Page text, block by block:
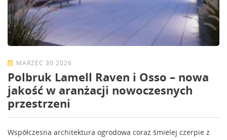
MARZEC 30 2026
Polbruk Lamell Raven i Osso – nowa
jakość w aranżacji nowoczesnych
przestrzeni
Współczesna architektura ogrodowa coraz śmielej czerpie z